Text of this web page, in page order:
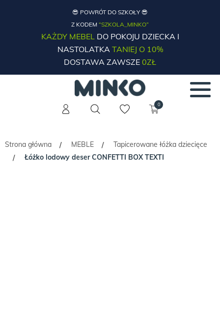
😎 POWRÓT DO SZKOŁY 😎
Z KODEM “SZKOLA_MINKO”
KAŻDY MEBELDO POKOJU DZIECKA I
NASTOLATKATANIEJ O 10%
DOSTAWA ZAWSZE 0ZŁ
0
Strona główna / MEBLE /
Tapicerowane łóżka dziecięce
/
Łóżko lodowy deser CONFETTI BOX TEXTI